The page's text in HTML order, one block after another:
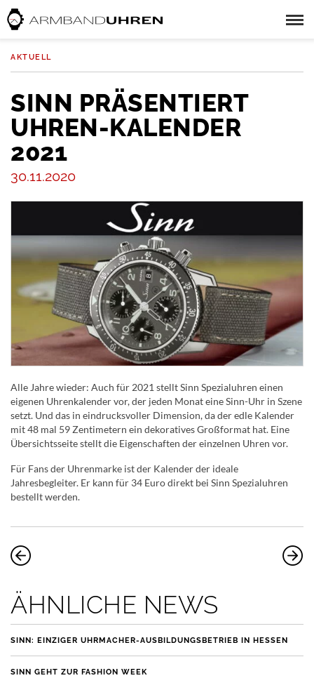
AKTUELL
SINN PRÄSENTIERT
UHREN-KALENDER
2021
30.11.2020
Alle Jahre wieder: Auch für 2021 stellt Sinn Spezialuhren einen
eigenen Uhrenkalender vor, der jeden Monat eine Sinn-Uhr in Szene
setzt. Und das in eindrucksvoller Dimension, da der edle Kalender
mit 48 mal 59 Zentimetern ein dekoratives Großformat hat. Eine
Übersichtsseite stellt die Eigenschaften der einzelnen Uhren vor.
Für Fans der Uhrenmarke ist der Kalender der ideale
Jahresbegleiter. Er kann für 34 Euro direkt bei Sinn Spezialuhren
bestellt werden.
ÄHNLICHE NEWS
SINN: EINZIGER UHRMACHER-AUSBILDUNGSBETRIEB IN HESSEN
SINN GEHT ZUR FASHION WEEK